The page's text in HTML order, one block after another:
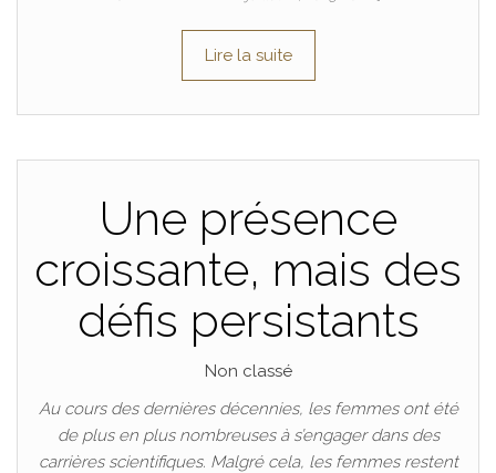
Lire la suite
Une présence
croissante, mais des
défis persistants
Non classé
Au cours des dernières décennies, les femmes ont été
de plus en plus nombreuses à s’engager dans des
carrières scientifiques. Malgré cela, les femmes restent